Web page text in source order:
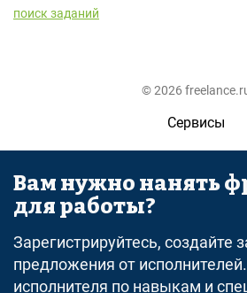
поиск заданий
© 2026
Сервисы
Помощь
Поиск
Оферта
Вам нужно нанять
для работы?
Зарегистрируйтесь, создайте
предложения от
исполнителя по навыкам и